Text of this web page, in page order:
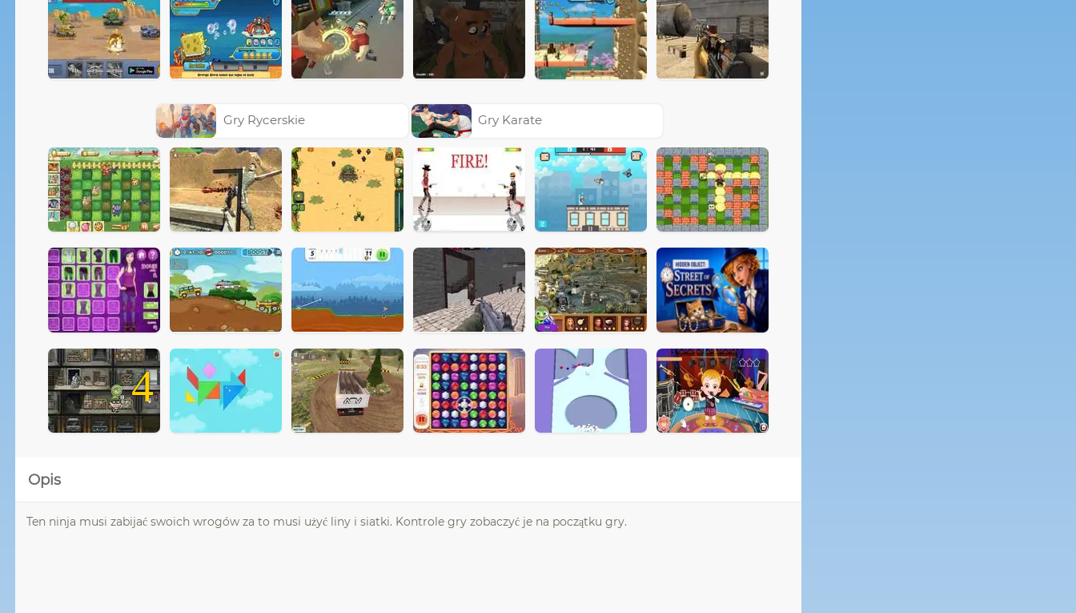
Gry Rycerskie Gry Karate
4
Opis
Ten ninja musi zabijać swoich wrogów za to musi użyć liny i siatki. Kontrole gry zobaczyć je na początku gry.